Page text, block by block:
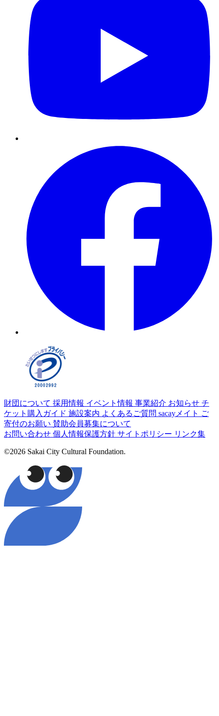
財団について 採用情報 イベント情報 事業紹介 お知らせ チ
ケット購入ガイド 施設案内 よくあるご質問 sacayメイト ご
寄付のお願い 賛助会員募集について
お問い合わせ 個人情報保護方針 サイトポリシー リンク集
©2026 Sakai City Cultural Foundation.